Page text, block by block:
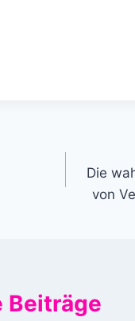
Die
von
Beiträge